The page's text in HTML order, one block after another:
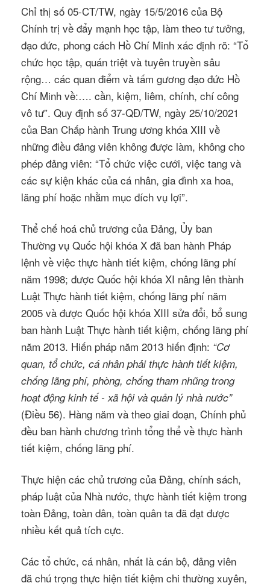
Chỉ thị số 05-CT/TW, ngày 15/5/2016 của Bộ
Chính trị về đẩy mạnh học tập, làm theo tư tưởng,
đạo đức, phong cách Hồ Chí Minh xác định rõ: “Tổ
chức học tập, quán triệt và tuyên truyền sâu
rộng… các quan điểm và tấm gương đạo đức Hồ
Chí Minh về:…. cần, kiệm, liêm, chính, chí công
vô tư”. Quy định số 37-QĐ/TW, ngày 25/10/2021
của Ban Chấp hành Trung ương khóa XIII về
những điều đảng viên không được làm, không cho
phép đảng viên: “Tổ chức việc cưới, việc tang và
các sự kiện khác của cá nhân, gia đình xa hoa,
lãng phí hoặc nhằm mục đích vụ lợi”.
Thể chế hoá chủ trương của Đảng, Ủy ban
Thường vụ Quốc hội khóa X đã ban hành Pháp
lệnh về việc thực hành tiết kiệm, chống lãng phí
năm 1998; được Quốc hội khóa XI nâng lên thành
Luật Thực hành tiết kiệm, chống lãng phí năm
2005 và được Quốc hội khóa XIII sửa đổi, bổ sung
ban hành Luật Thực hành tiết kiệm, chống lãng phí
năm 2013. Hiến pháp năm 2013 hiến định: “Cơ
quan, tổ chức, cá nhân phải thực hành tiết kiệm,
chống lãng phí, phòng, chống tham nhũng trong
hoạt động kinh tế - xã hội và quản lý nhà nước”
(Điều 56). Hàng năm và theo giai đoạn, Chính phủ
đều ban hành chương trình tổng thể về thực hành
tiết kiệm, chống lãng phí.
Thực hiện các chủ trương của Đảng, chính sách,
pháp luật của Nhà nước, thực hành tiết kiệm trong
toàn Đảng, toàn dân, toàn quân ta đã đạt được
nhiều kết quả tích cực.
Các tổ chức, cá nhân, nhất là cán bộ, đảng viên
đã chú trọng thực hiện tiết kiệm chi thường xuyên,